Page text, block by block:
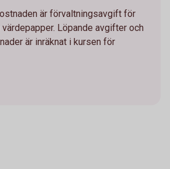
är förvaltningsavgift för
Löpande avgifter och
är inräknat i kursen för